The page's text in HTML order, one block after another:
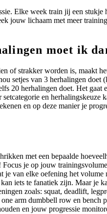
Elke week train jij een stukje
jouw lichaam met meer
moet ik
of strakker worden is, maakt
setjes van 3 herhalingen doet
20 herhalingen doet. Het gaat
setcategorie en herhalingskeuze
en op deze manier je
met een bepaalde
Focus je op jouw
je van elke oefening het volume
iets te fanatiek zijn. Maar je
zoals: squat, deadlift,
arm dumbbell row en bench
en jouw progressie